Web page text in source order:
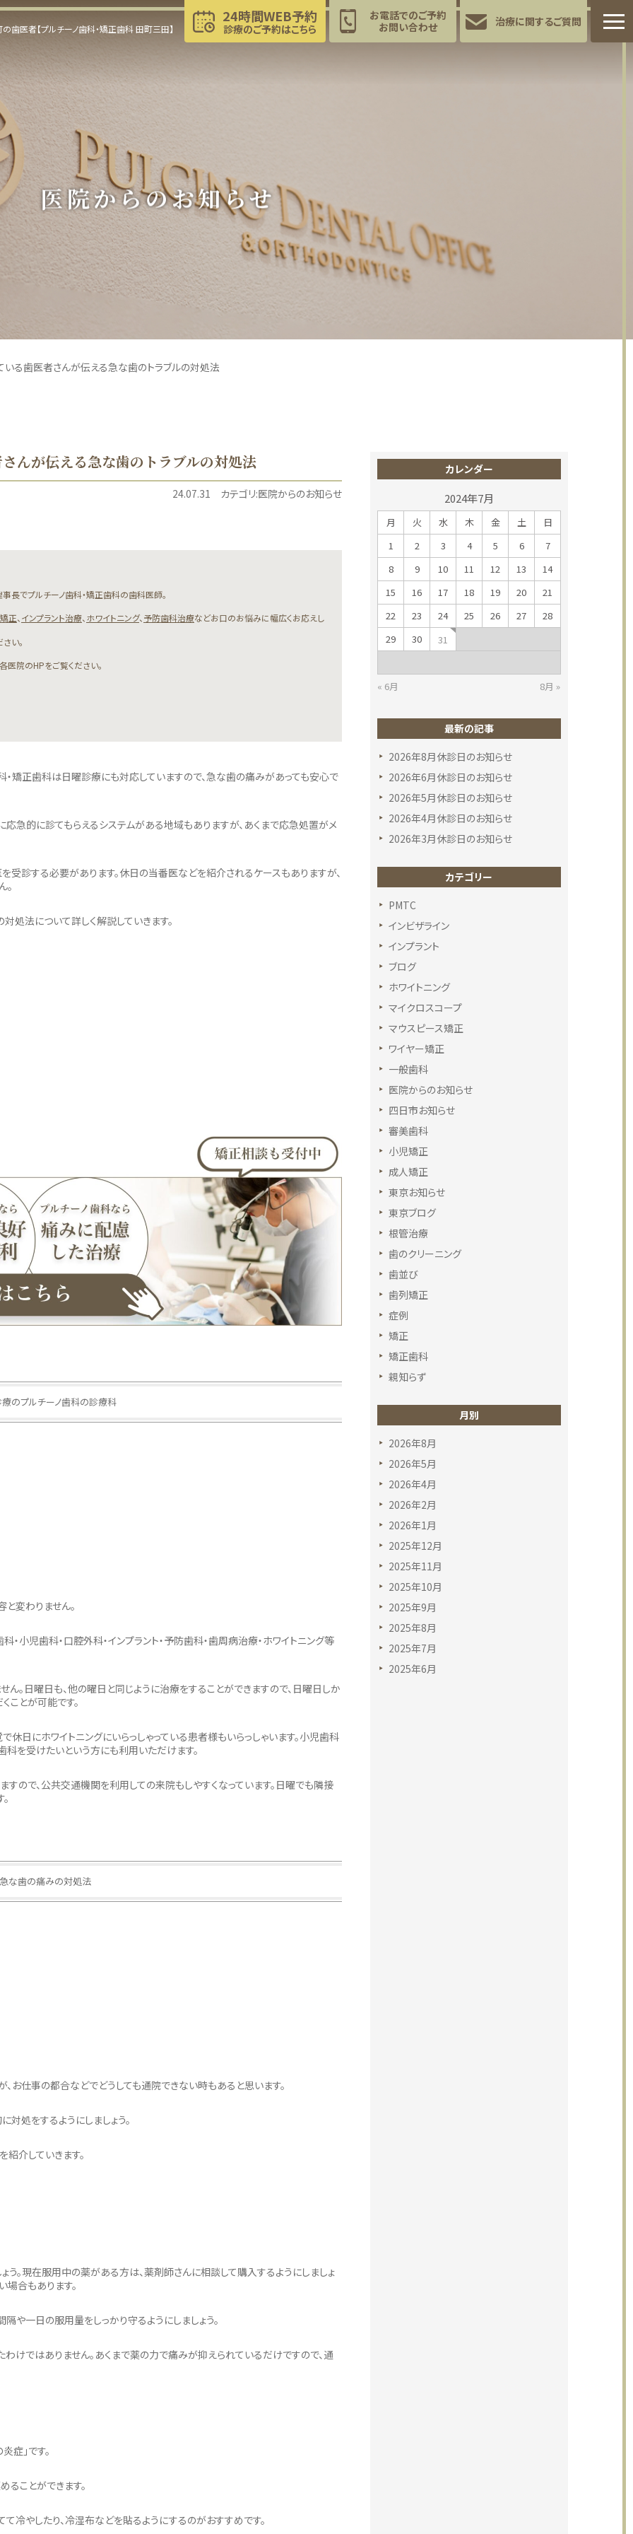
歯医者【プルチーノ歯科・矯正歯科 田町三田】
24時間WEB予約
診療のご予約はこちら
お電話でのご予約
お問い合わせ
治療に関するご質問
医院からのお知らせ
る歯医者さんが伝える急な歯のトラブルの対処法
んが伝える急な歯のトラブルの対処法
24.07.31 カテゴリ:医院からのお知らせ
長でプルチーノ歯科・矯正歯科の歯科医師。
正、 インプラント治療、 ホワイトニング、 予防歯科治療などお口のお悩みに幅広くお応えし
い。
医院のHPをご覧ください。
・矯正歯科は日曜診療にも対応していますので、急な歯の痛みがあっても安心で
急的に診てもらえるシステムがある地域もありますが、あくまで応急処置がメ
診する必要があります。休日の当番医などを紹介されるケースもありますが、
処法について詳しく解説していきます。
のプルチーノ歯科の診療科
変わりません。
小児歯科・口腔外科・インプラント・予防歯科・歯周病治療・ホワイトニング等
。日曜日も、他の曜日と同じように治療をすることができますので、日曜日しか
ことが可能です。
日にホワイトニングにいらっしゃっている患者様もいらっしゃいます。小児歯科
を受けたいという方にも利用いただけます。
ので、公共交通機関を利用しての来院もしやすくなっています。日曜でも隣接
急な歯の痛みの対処法
お仕事の都合などでどうしても通院できない時もあると思います。
処をするようにしましょう。
介していきます。
う。現在服用中の薬がある方は、薬剤師さんに相談して購入するようにしましょ
合もあります。
や一日の服用量をしっかり守るようにしましょう。
わけではありません。あくまで薬の力で痛みが抑えられているだけですので、通
症」です。
ることができます。
冷やしたり、冷湿布などを貼るようにするのがおすすめです。
カレンダー
2024年7月
月 火 水 木 金 土 日
« 6月 8月 »
1 2 3 4 5 6
7
8
9 10 11 12 13
14
15
16 17 18 19 20
21
22
23 24 25 26 27
28
29
30 31
最新の記事
2026年8月休診日のお知らせ
2026年6月休診日のお知らせ
2026年5月休診日のお知らせ
2026年4月休診日のお知らせ
2026年3月休診日のお知らせ
カテゴリー
PMTC
インビザライン
インプラント
ブログ
ホワイトニング
マイクロスコープ
マウスピース矯正
ワイヤー矯正
一般歯科
医院からのお知らせ
四日市お知らせ
審美歯科
小児矯正
成人矯正
東京お知らせ
東京ブログ
根管治療
歯のクリーニング
歯並び
歯列矯正
症例
矯正
矯正歯科
親知らず
月別
2026年8月
2026年5月
2026年4月
2026年2月
2026年1月
2025年12月
2025年11月
2025年10月
2025年9月
2025年8月
2025年7月
2025年6月